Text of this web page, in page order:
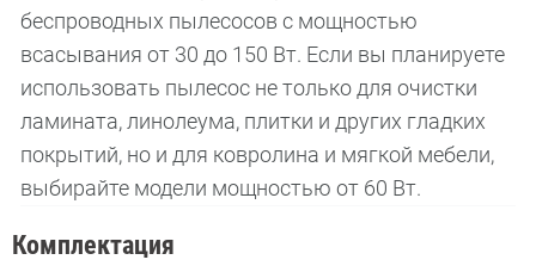
беспроводных пылесосов с мощностью
всасывания от 30 до 150 Вт. Если вы планируете
использовать пылесос не только для очистки
ламината, линолеума, плитки и других гладких
покрытий, но и для ковролина и мягкой мебели,
выбирайте модели мощностью от 60 Вт.
Комплектация